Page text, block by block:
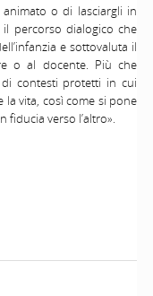
o di lasciargli in
percorso dialogico che
e sottovaluta il
o al docente. Più che
contesti protetti in cui
vita, così come si pone
verso l’altro».